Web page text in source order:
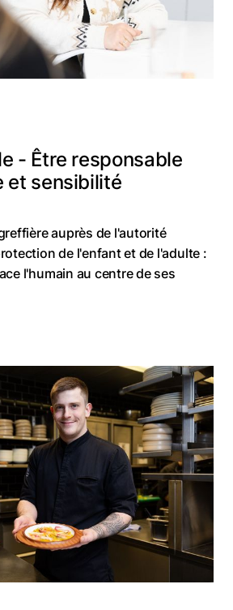
- Être responsable
et sensibilité
auprès de l'autorité
de l'enfant et de l'adulte :
l'humain au centre de ses